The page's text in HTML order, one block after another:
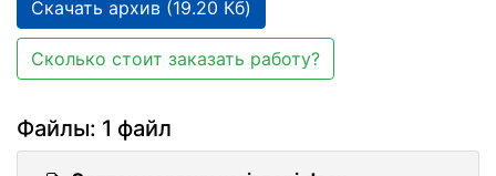
Скачать архив (19.20 Кб)
Сколько стоит заказать работу?
Файлы: 1 файл